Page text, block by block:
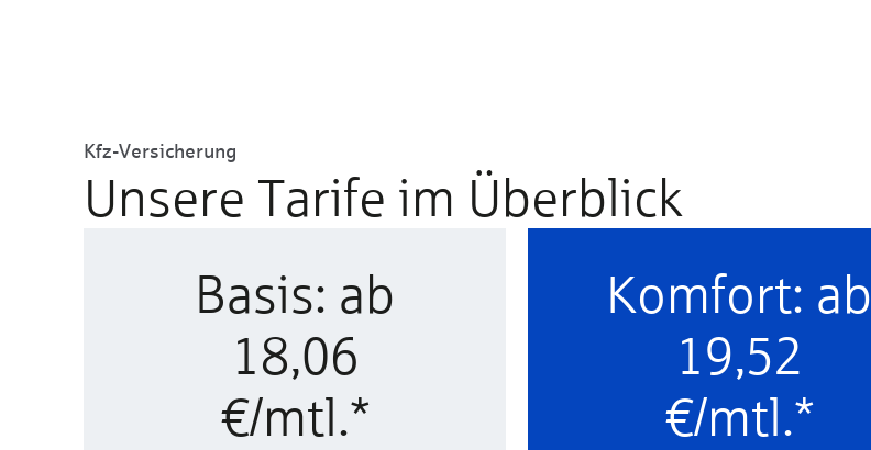
Kfz-Versicherung
Unsere Tarife im Überblick
Basis: ab
18,06
€/mtl.*
Komfort: ab
19,52
€/mtl.*